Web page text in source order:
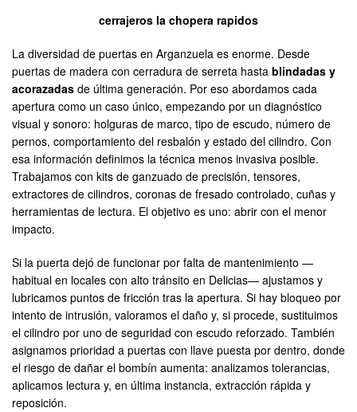
cerrajeros la chopera rapidos
La diversidad de puertas en Arganzuela es enorme. Desde
puertas de madera con cerradura de serreta hasta blindadas y
acorazadas de última generación. Por eso abordamos cada
apertura como un caso único, empezando por un diagnóstico
visual y sonoro: holguras de marco, tipo de escudo, número de
pernos, comportamiento del resbalón y estado del cilindro. Con
esa información definimos la técnica menos invasiva posible.
Trabajamos con kits de ganzuado de precisión, tensores,
extractores de cilindros, coronas de fresado controlado, cuñas y
herramientas de lectura. El objetivo es uno: abrir con el menor
impacto.
Si la puerta dejó de funcionar por falta de mantenimiento —
habitual en locales con alto tránsito en Delicias— ajustamos y
lubricamos puntos de fricción tras la apertura. Si hay bloqueo por
intento de intrusión, valoramos el daño y, si procede, sustituimos
el cilindro por uno de seguridad con escudo reforzado. También
asignamos prioridad a puertas con llave puesta por dentro, donde
el riesgo de dañar el bombín aumenta: analizamos tolerancias,
aplicamos lectura y, en última instancia, extracción rápida y
reposición.